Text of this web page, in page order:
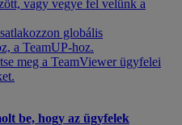
vagy vegye fel velünk a
globális
a TeamUP-hoz.
meg a TeamViewer ügyfelei
be, hogy az ügyfelek